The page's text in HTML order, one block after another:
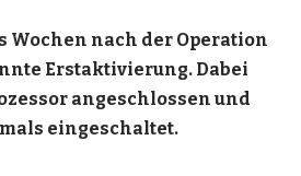
Wochen nach der Operation
Erstaktivierung. Dabei
angeschlossen und
eingeschaltet.